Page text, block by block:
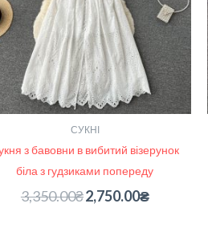
СУКНІ
з бавовни в вибитий візерунок
біла з гудзиками попереду
3,350.00₴2,750.00₴